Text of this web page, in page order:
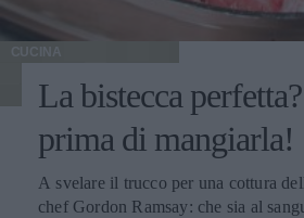
CUCINA
La bistecca
prima di mangiarla!
A svelare il trucco per una cottura
chef Gordon Ramsay: che sia al